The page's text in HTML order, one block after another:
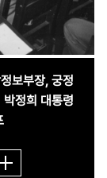
보부장, 궁정
정희 대통령